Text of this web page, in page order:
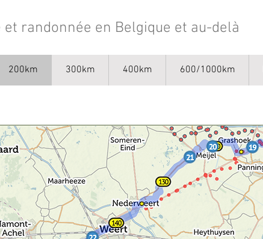
randonnée en Belgique et au-delà
200km 300km 400km 600/1000km